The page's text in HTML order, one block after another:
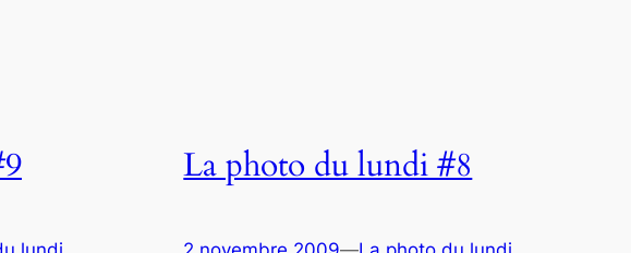
La photo du lundi #8